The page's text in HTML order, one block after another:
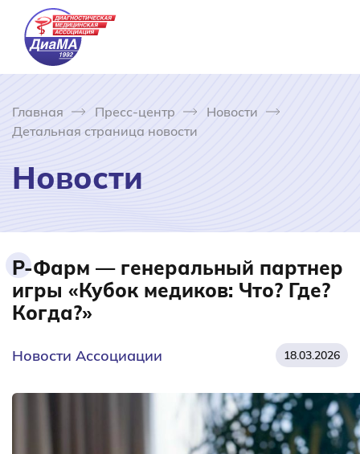
Главная Пресс-центр
Новости
Детальная страница новости
Новости
Р-Фарм — генеральный партнер
игры «Кубок медиков: Что? Где?
Когда?»
Новости Ассоциации 18.03.2026